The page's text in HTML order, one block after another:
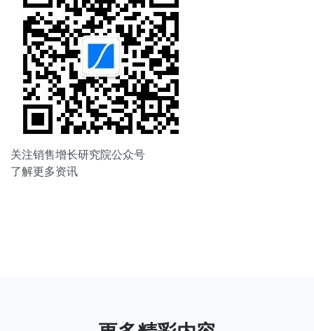
关注销售增长研究院公众号
了解更多资讯